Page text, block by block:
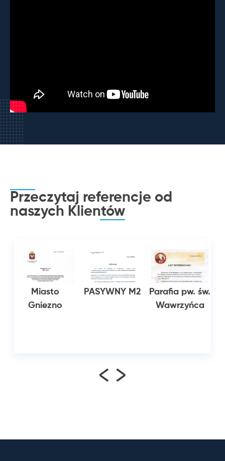
Przeczytaj referencje od
naszych Klientów
Miasto
Gniezno
PASYWNY M2
Parafia pw. św.
Wawrzyńca
< >